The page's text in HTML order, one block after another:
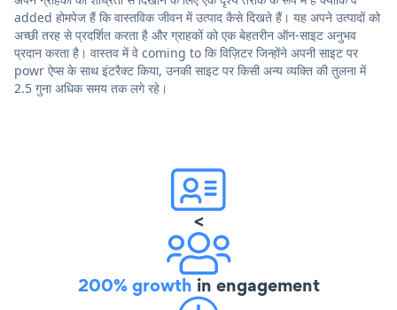
added होमपेज हैं कि वास्तविक जीवन में उत्पाद कैसे दिखते हैं। यह अपने उत्पादों को
अच्छी तरह से प्रदर्शित करता है और ग्राहकों को एक बेहतरीन ऑन-साइट अनुभव
प्रदान करता है। वास्तव में वे coming to कि विज़िटर जिन्होंने अपनी साइट पर
powr ऐप्स के साथ इंटरैक्ट किया, उनकी साइट पर किसी अन्य व्यक्ति की तुलना में
2.5 गुना अधिक समय तक लगे रहे।
<
200% growth in engagement